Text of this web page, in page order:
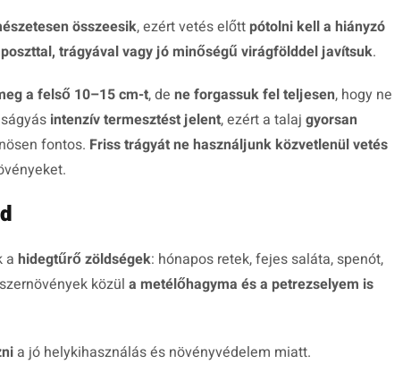
összeesik, ezért vetés előtt pótolni kell a hiányzó
trágyával vagy jó minőségű virágfölddel javítsuk.
a felső 10–15 cm-t, de ne forgassuk fel teljesen, hogy ne
intenzív termesztést jelent, ezért a talaj gyorsan
fontos. Friss trágyát ne használjunk közvetlenül vetés
a hidegtűrő zöldségek: hónapos retek, fejes saláta, spenót,
közül a metélőhagyma és a petrezselyem is
a jó helykihasználás és növényvédelem miatt.